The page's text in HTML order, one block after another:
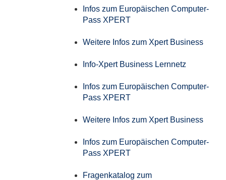
Infos zum Europäischen Computer-
Pass XPERT
Weitere Infos zum Xpert Business
Info-Xpert Business Lernnetz
Infos zum Europäischen Computer-
Pass XPERT
Weitere Infos zum Xpert Business
Infos zum Europäischen Computer-
Pass XPERT
Fragenkatalog zum